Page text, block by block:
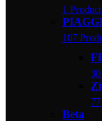
1 Product
107
Beta